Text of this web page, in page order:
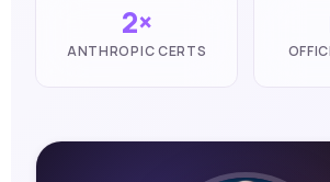
2×
ANTHROPIC CERTS